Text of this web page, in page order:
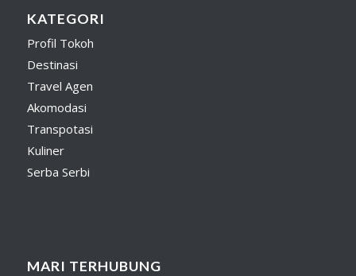
KATEGORI
Profil Tokoh
Destinasi
Travel Agen
Akomodasi
Transpotasi
Kuliner
Serba Serbi
MARI TERHUBUNG